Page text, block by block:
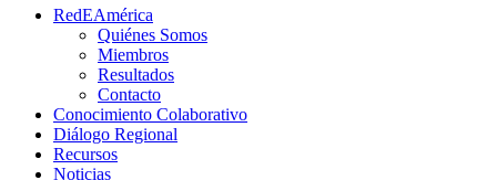
RedEAmérica
Quiénes Somos
Miembros
Resultados
Contacto
Conocimiento Colaborativo
Diálogo Regional
Recursos
Noticias